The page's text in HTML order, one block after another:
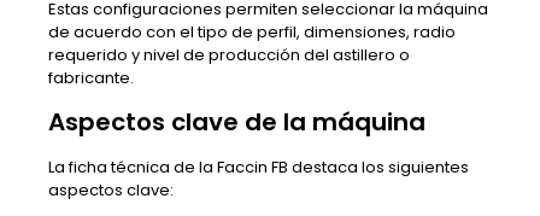
Estas configuraciones permiten seleccionar la máquina
de acuerdo con el tipo de perfil, dimensiones, radio
requerido y nivel de producción del astillero o
fabricante.
Aspectos clave de la máquina
La ficha técnica de la Faccin FB destaca los siguientes
aspectos clave: